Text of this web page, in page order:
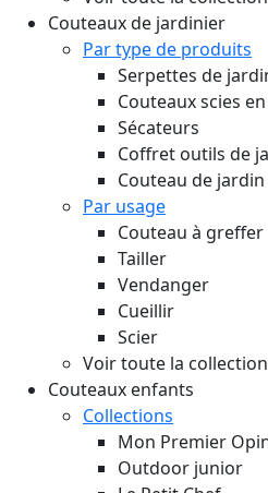
Couteaux de jardinier
Par type de produits
Serpettes de
Couteaux scies
Sécateurs
Coffret outils de
Couteau de jardin
Par usage
Couteau à greffer
Tailler
Vendanger
Cueillir
Scier
Voir toute la collection
Couteaux enfants
Collections
Mon Premier
Outdoor junior